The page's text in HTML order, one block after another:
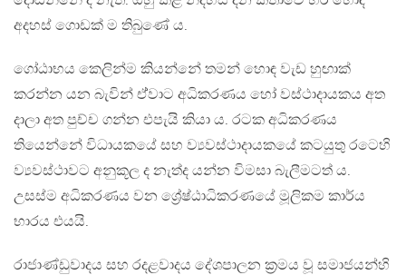
අදහස් ගොඩක් ම තිබුණේ ය.
ගෝඨාභය කෙලින්ම කියන්නේ තමන් හොඳ වැඩ හුඟාක්
කරන්න යන බැවින් ඒ්වාට අධිකරණය හෝ වස්ථාදායකය අත
දාලා අත පුච්ච ගන්න එපැයි කියා ය. රටක අධිකරණය
තියෙන්නේ විධායකයේ සහ ව්‍යවස්ථාදායකයේ කටයුතු රටෙහි
ව්‍යවස්ථාවට අනුකූල ද නැත්ද යන්න විමසා බැලීමටත් ය.
උසස්ම අධිකරණය වන ශ්‍රේෂ්ඨාධිකරණයේ මූලිකම කාර්ය
භාරය එයයි.
රාජාණ්ඩුවාදය සහ රදළවාදය දේශපාලන ක්‍රමය වූ සමාජයන්හි